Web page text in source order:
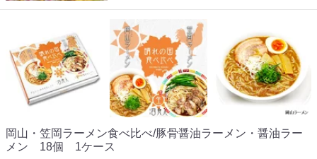
岡山・笠岡ラーメン食べ比べ/豚骨醤油ラーメン・醤油ラー
メン 18個 1ケース